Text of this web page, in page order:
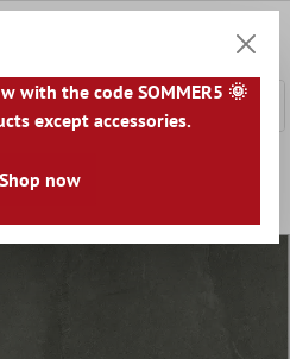
Cesta
Napoli
with the code SOMMER5 🌞
except accessories.
Shop now